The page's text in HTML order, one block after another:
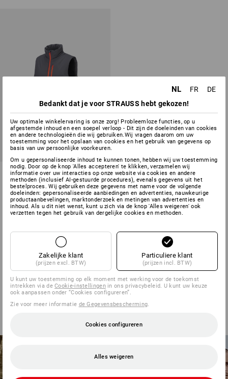
e.s. Padded-bodywarmer
2 kleuren
v.a. € 33,76
(incl. BTW) v.a. 6 stuks
NL FR
DE
Bedankt dat je voor STRAUSS hebt gekozen!
Uw optimale winkelervaring is onze zorg! Probleemloze functies, op u
afgestemde inhoud en een soepel verloop - Dit zijn de doeleinden van cookies
en andere technologieën die wij gebruiken.Wij vragen daarom om uw
toestemming voor het opslaan van cookies en het gebruik van gegevens op
basis van uw persoonlijke voorkeuren.
Om u gepersonaliseerde inhoud te kunnen tonen, hebben wij uw toestemming
nodig. Door op de knop 'Alles accepteren' te klikken, verzamelen wij
informatie over uw interacties op onze website via cookies en andere
methoden (inclusief AI-gestuurde procedures), evenals gegevens uit het
bestelproces. Wij gebruiken deze gegevens met name voor de volgende
doeleinden: gepersonaliseerde aanbiedingen en advertenties, nauwkeurige
productaanbevelingen, marktonderzoek en metingen van advertenties en
inhoud. Als u dit niet wenst, kunt u zich via de knop 'Alles weigeren' ook
verzetten tegen het gebruik van dergelijke cookies en methoden.
Zakelijke klant
(prijzen excl. BTW)
Particuliere klant
(prijzen incl. BTW)
U kunt uw toestemming op elk moment met werking voor de toekomst
intrekken via deCookie-instellingenin ons privacybeleid. U kunt uw keuze
ook aanpassen onder “Cookies configureren”.
Zie voor meer informatie de Gegevensbescherming
Cookies configureren
Alles weigeren